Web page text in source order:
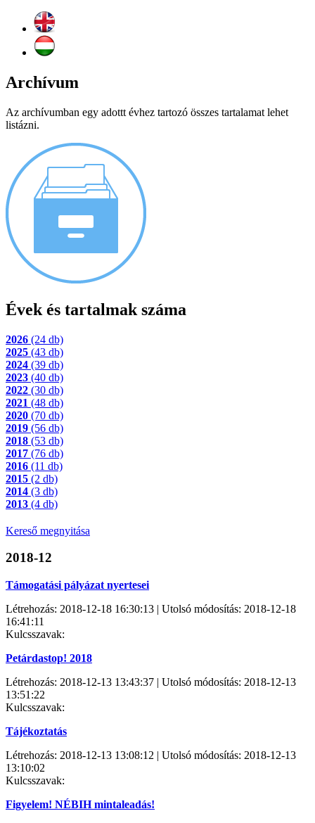
Archívum
Az archívumban egy adottt évhez tartozó összes tartalamat lehet
listázni.
Évek és tartalmak száma
2026 (24 db)
2025 (43 db)
2024 (39 db)
2023 (40 db)
2022 (30 db)
2021 (48 db)
2020 (70 db)
2019 (56 db)
2018 (53 db)
2017 (76 db)
2016 (11 db)
2015 (2 db)
2014 (3 db)
2013 (4 db)
Kereső megnyitása
2018-12
Támogatási pályázat nyertesei
Létrehozás: 2018-12-18 16:30:13 | Utolsó módosítás: 2018-12-18
16:41:11
Kulcsszavak:
Petárdastop! 2018
Létrehozás: 2018-12-13 13:43:37 | Utolsó módosítás: 2018-12-13
13:51:22
Kulcsszavak:
Tájékoztatás
Létrehozás: 2018-12-13 13:08:12 | Utolsó módosítás: 2018-12-13
13:10:02
Kulcsszavak:
Figyelem! NÉBIH mintaleadás!